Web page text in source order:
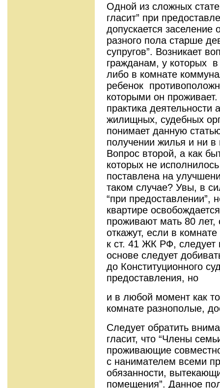
Одной из сложных
гласит” при
допускается
разного пола старше
супругов”. Возникает
гражданам, у которых
либо в комнате
ребенок
которыми он
практика деятельности
жилищных, судебных
понимает данную
получении жилья и ни
Вопрос второй, а как
которых не
поставлена на
таком случае? Увы, в
“при предоставлении”,
квартире
проживают мать 80
откажут, если в
к ст. 41 ЖК РФ, следует
основе следует
до Конституционного
предоставления, но
и в любой момент как
комнате разнополые,
Следует обратить
гласит, что “Члены
проживающие
с нанимателем всеми
обязанности,
помещения”. Данное